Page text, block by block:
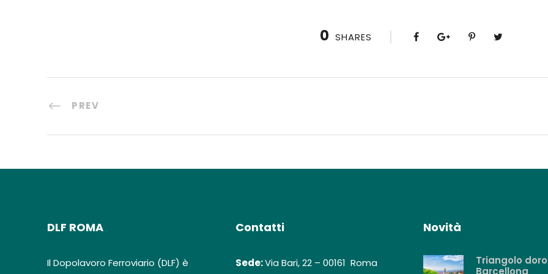
0 SHARES
PREV
DLF ROMA
Il Dopolavoro Ferroviario (DLF) è
Contatti
Sede:Via Bari, 22 – 00161 Roma
Novità
Triangolo
Barcellona